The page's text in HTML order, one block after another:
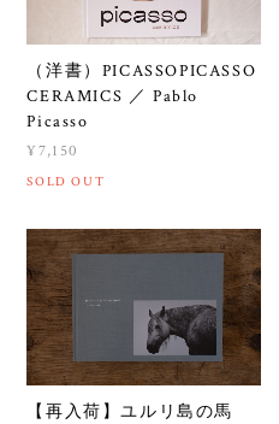
（洋書）PICASSOPICASSO
CERAMICS ／ Pablo
Picasso
¥7,150
SOLD OUT
【再入荷】ユルリ島の馬